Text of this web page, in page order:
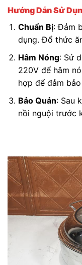
Hướng Dẫn Sử
Chuẩn Bị: Đảm
dụng. Đổ thức
Hâm Nóng: Sử
220V để hâm
hợp để đảm
Bảo Quản: Sau
nồi nguội trước